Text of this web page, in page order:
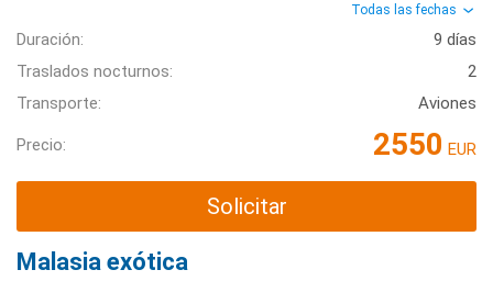
Todas las fechas
Duración:
9 días
Traslados nocturnos:
2
Transporte:
Aviones
Precio: 2550 EUR
Solicitar
Malasia exótica